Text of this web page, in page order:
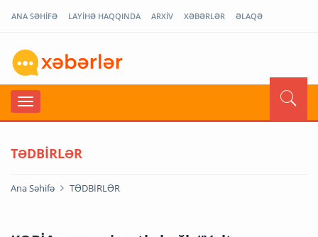
ANA SƏHİFƏ LAYİHƏ HAQQINDA ARXİV XƏBƏRLƏR ƏLAQƏ
TƏDBİRLƏR
Ana Səhifə TƏDBİRLƏR